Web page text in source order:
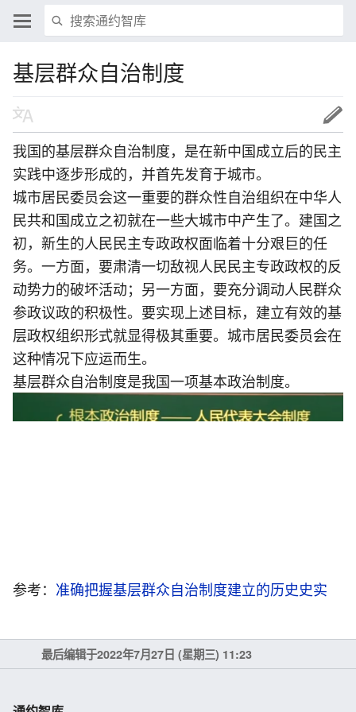
基层群众自治制度
我国的基层群众自治制度，是在新中国成立后的民主
实践中逐步形成的，并首先发育于城市。
城市居民委员会这一重要的群众性自治组织在中华人
民共和国成立之初就在一些大城市中产生了。建国之
初，新生的人民民主专政政权面临着十分艰巨的任
务。一方面，要肃清一切敌视人民民主专政政权的反
动势力的破坏活动；另一方面，要充分调动人民群众
参政议政的积极性。要实现上述目标，建立有效的基
层政权组织形式就显得极其重要。城市居民委员会在
这种情况下应运而生。
基层群众自治制度是我国一项基本政治制度。
参考： 准确把握基层群众自治制度建立的历史史实
最后编辑于2022年7月27日 (星期三) 11:23